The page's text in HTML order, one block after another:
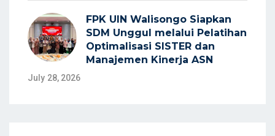
FPK UIN Walisongo Siapkan
SDM Unggul melalui Pelatihan
Optimalisasi SISTER dan
Manajemen Kinerja ASN
July 28, 2026